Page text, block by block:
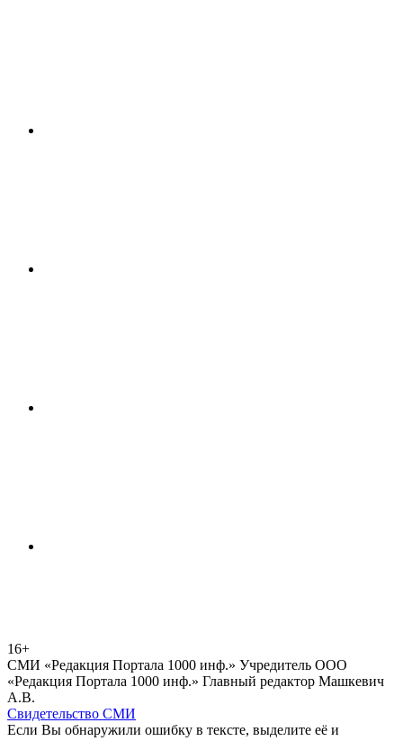
16+
СМИ «Редакция Портала 1000 инф.» Учредитель ООО
«Редакция Портала 1000 инф.» Главный редактор Машкевич
А.В.
Свидетельство СМИ
Если Вы обнаружили ошибку в тексте, выделите её и